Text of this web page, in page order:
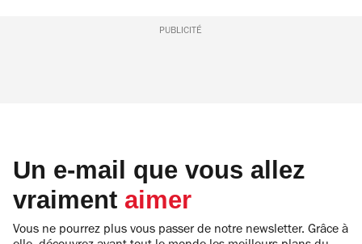
PUBLICITÉ
Un e-mail que vous allez
vraiment aimer
Vous ne pourrez plus vous passer de notre newsletter. Grâce à